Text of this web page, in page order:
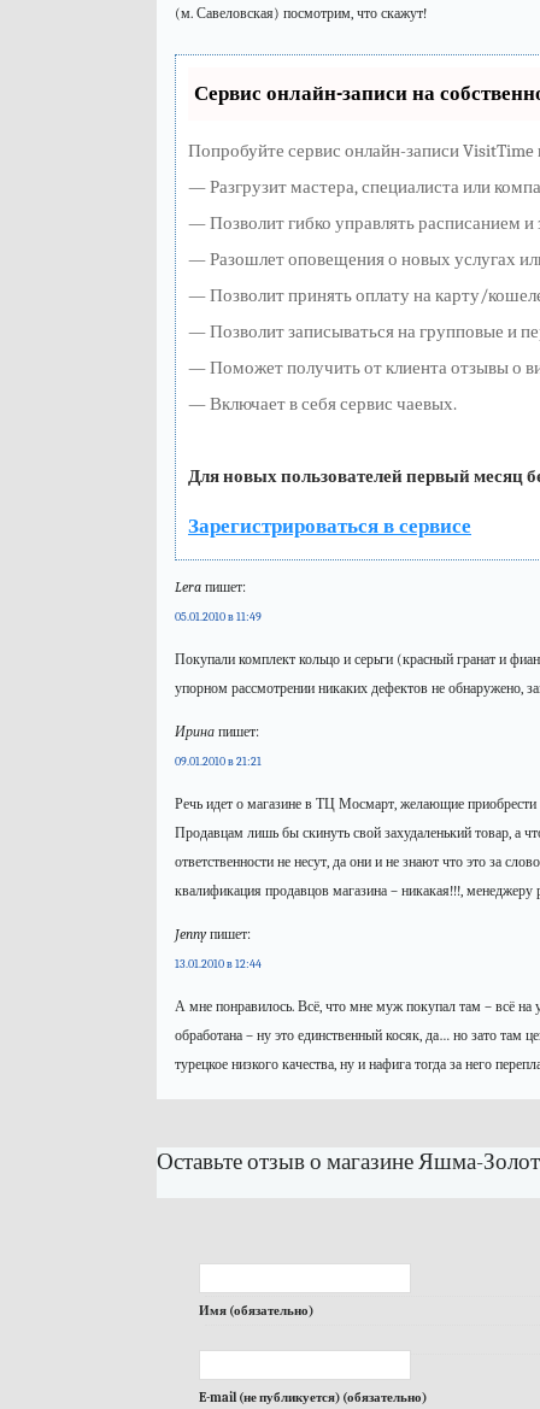
(м. Савеловская) посмотрим, что скажут!
Сервис онлайн-записи на
Попробуйте сервис онлайн-записи
— Разгрузит мастера, специалиста или
— Позволит гибко управлять расписанием и
— Разошлет оповещения о новых услугах
— Позволит принять оплату на карту/
— Позволит записываться на групповые и
— Поможет получить от клиента отзывы о
— Включает в себя сервис чаевых.
Для новых пользователей первый месяц
Зарегистрироваться в сервисе
Lera пишет:
05.01.2010 в 11:49
Покупали комплект кольцо и серьги (красный гранат и
упорном рассмотрении никаких дефектов не обнаружено,
Ирина пишет:
09.01.2010 в 21:21
Речь идет о магазине в ТЦ Мосмарт, желающие
Продавцам лишь бы скинуть свой захудаленький товар, а
ответственности не несут, да они и не знают что это за
квалификация продавцов магазина – никакая!!!, менеджеру
Jennyпишет:
13.01.2010 в 12:44
А мне понравилось. Всё, что мне муж покупал там – всё на
обработана – ну это единственный косяк, да… но зато там
турецкое низкого качества, ну и нафига тогда за него
Оставьте отзыв о магазине Яшма-
Имя (обязательно)
E-mail (не публикуется) (обязательно)